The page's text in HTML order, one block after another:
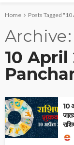
Home Posts Tagged
Archive
10 April
10